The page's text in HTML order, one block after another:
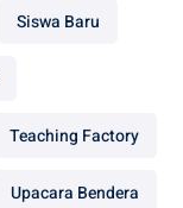
Siswa Baru
Teaching Factory
Upacara Bendera